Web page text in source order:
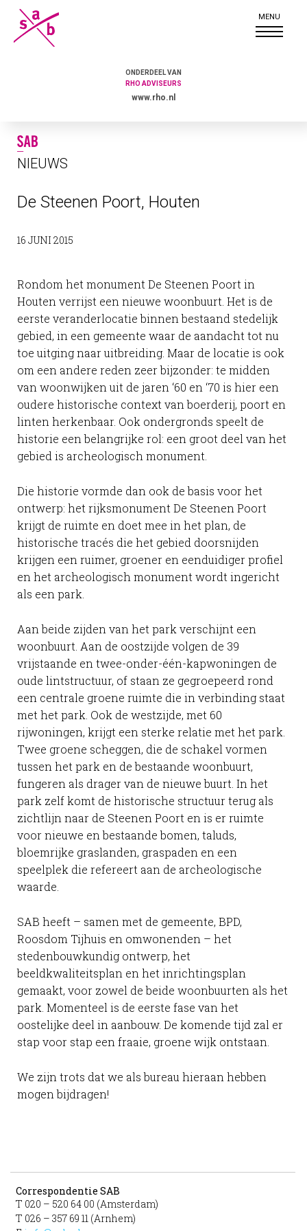
ONDERDEEL VAN
RHO ADVISEURS
www.rho.nl
NIEUWS
De Steenen Poort, Houten
16 JUNI 2015
Rondom het monument De Steenen Poort in
Houten verrijst een nieuwe woonbuurt. Het is de
eerste veranderlocatie binnen bestaand stedelijk
gebied, in een gemeente waar de aandacht tot nu
toe uitging naar uitbreiding. Maar de locatie is ook
om een andere reden zeer bijzonder: te midden
van woonwijken uit de jaren ‘60 en ‘70 is hier een
oudere historische context van boerderij, poort en
linten herkenbaar. Ook ondergronds speelt de
historie een belangrijke rol: een groot deel van het
gebied is archeologisch monument.
Die historie vormde dan ook de basis voor het
ontwerp: het rijksmonument De Steenen Poort
krijgt de ruimte en doet mee in het plan, de
historische tracés die het gebied doorsnijden
krijgen een ruimer, groener en eenduidiger profiel
en het archeologisch monument wordt ingericht
als een park.
Aan beide zijden van het park verschijnt een
woonbuurt. Aan de oostzijde volgen de 39
vrijstaande en twee-onder-één-kapwoningen de
oude lintstructuur, of staan ze gegroepeerd rond
een centrale groene ruimte die in verbinding staat
met het park. Ook de westzijde, met 60
rijwoningen, krijgt een sterke relatie met het park.
Twee groene scheggen, die de schakel vormen
tussen het park en de bestaande woonbuurt,
fungeren als drager van de nieuwe buurt. In het
park zelf komt de historische structuur terug als
zichtlijn naar de Steenen Poort en is er ruimte
voor nieuwe en bestaande bomen, taluds,
bloemrijke graslanden, graspaden en een
speelplek die refereert aan de archeologische
waarde.
SAB heeft – samen met de gemeente, BPD,
Roosdom Tijhuis en omwonenden – het
stedenbouwkundig ontwerp, het
beeldkwaliteitsplan en het inrichtingsplan
gemaakt, voor zowel de beide woonbuurten als het
park. Momenteel is de eerste fase van het
oostelijke deel in aanbouw. De komende tijd zal er
stap voor stap een fraaie, groene wijk ontstaan.
We zijn trots dat we als bureau hieraan hebben
mogen bijdragen!
Correspondentie SAB
T 020 – 520 64 00 (Amsterdam)
T 026 – 357 69 11 (Arnhem)